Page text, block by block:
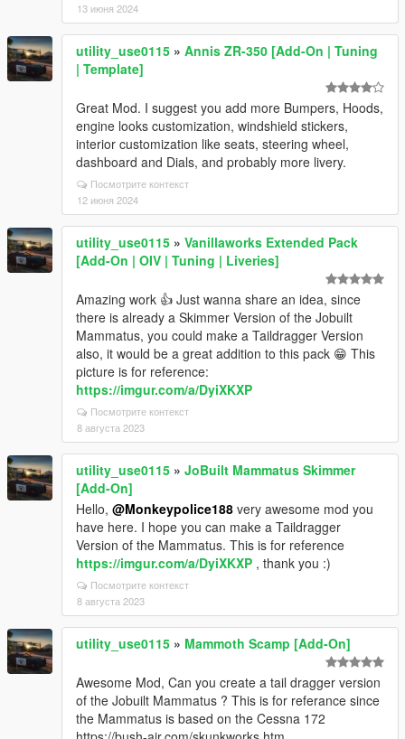
13 июня 2024
utility_use0115 » Annis ZR-350 [Add-On | Tuning
| Template]
Great Mod. I suggest you add more Bumpers, Hoods,
engine looks customization, windshield stickers,
interior customization like seats, steering wheel,
dashboard and Dials, and probably more livery.
Посмотрите контекст
12 июня 2024
utility_use0115 » Vanillaworks Extended Pack
[Add-On | OIV | Tuning | Liveries]
Amazing work 👍 Just wanna share an idea, since
there is already a Skimmer Version of the Jobuilt
Mammatus, you could make a Taildragger Version
also, it would be a great addition to this pack 😁 This
picture is for reference:
https://imgur.com/a/DyiXKXP
Посмотрите контекст
8 августа 2023
utility_use0115 » JoBuilt Mammatus Skimmer
[Add-On]
Hello, @Monkeypolice188 very awesome mod you
have here. I hope you can make a Taildragger
Version of the Mammatus. This is for reference
https://imgur.com/a/DyiXKXP , thank you :)
Посмотрите контекст
8 августа 2023
utility_use0115 » Mammoth Scamp [Add-On]
Awesome Mod, Can you create a tail dragger version
of the Jobuilt Mammatus ? This is for referance since
the Mammatus is based on the Cessna 172